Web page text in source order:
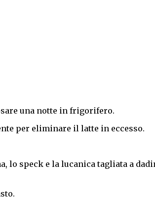
una notte in frigorifero.
per eliminare il latte in eccesso.
lo speck e la lucanica tagliata a